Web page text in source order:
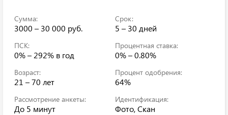
Сумма:
3000 – 30 000 руб.
Срок:
5 – 30 дней
ПСК:
0% – 292% в год
Процентная ставка:
0% – 0.80%
Возраст:
21 – 70 лет
Процент одобрения:
64%
Рассмотрение анкеты:
До 5 минут
Идентификация:
Фото, Скан